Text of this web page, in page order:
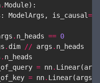
.Module):
: ModelArgs , is_causal=
. n_heads == 0
. dim // args . n_heads
. n_heads
= nn. Linear(args
= nn. Linear(args